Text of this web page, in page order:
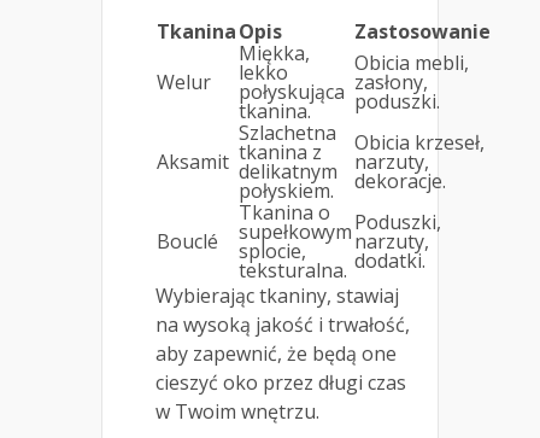
TkaninaOpis
Zastosowanie
Welur
Miękka,
lekko
połyskująca
tkanina.
Obicia mebli,
zasłony,
poduszki.
Aksamit
Szlachetna
tkanina z
delikatnym
połyskiem.
Obicia krzeseł,
narzuty,
dekoracje.
Bouclé
Tkanina o
supełkowym
splocie,
teksturalna.
Poduszki,
narzuty,
dodatki.
Wybierając tkaniny, stawiaj
na wysoką jakość i trwałość,
aby zapewnić, że będą one
cieszyć oko przez długi czas
w Twoim wnętrzu.